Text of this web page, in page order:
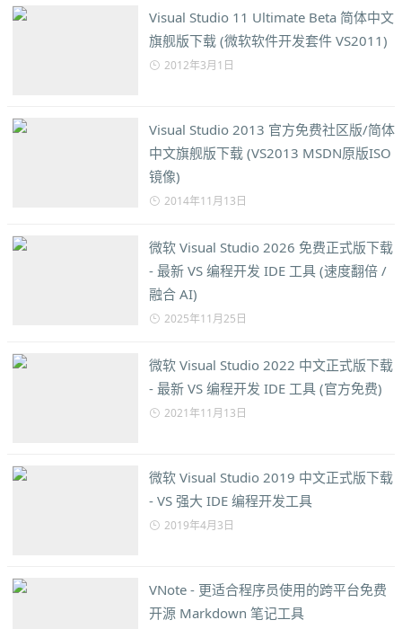
Visual Studio 11 Ultimate Beta 简体中文
旗舰版下载 (微软软件开发套件 VS2011)
2012年3月1日
Visual Studio 2013 官方免费社区版/简体
中文旗舰版下载 (VS2013 MSDN原版ISO
镜像)
2014年11月13日
微软 Visual Studio 2026 免费正式版下载
- 最新 VS 编程开发 IDE 工具 (速度翻倍 /
融合 AI)
2025年11月25日
微软 Visual Studio 2022 中文正式版下载
- 最新 VS 编程开发 IDE 工具 (官方免费)
2021年11月13日
微软 Visual Studio 2019 中文正式版下载
- VS 强大 IDE 编程开发工具
2019年4月3日
VNote - 更适合程序员使用的跨平台免费
开源 Markdown 笔记工具